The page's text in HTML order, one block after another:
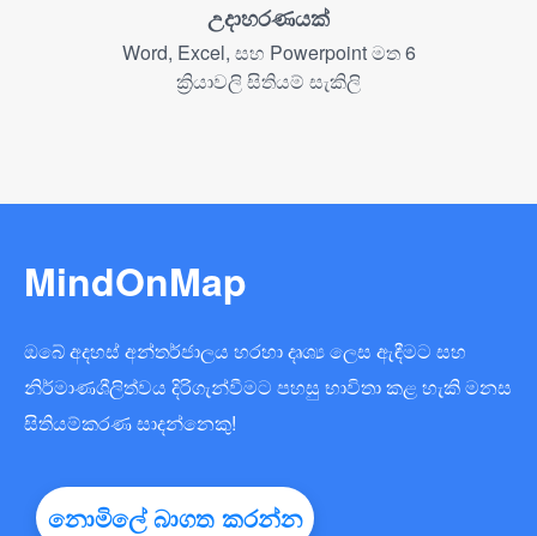
උදාහරණයක්
Word, Excel, සහ Powerpoint මත 6
ක්‍රියාවලි සිතියම් සැකිලි
MindOnMap
ඔබේ අදහස් අන්තර්ජාලය හරහා දෘශ්‍ය ලෙස ඇඳීමට සහ
නිර්මාණශීලිත්වය දිරිගැන්වීමට පහසු භාවිතා කළ හැකි මනස
සිතියම්කරණ සාදන්නෙකු!
නොමිලේ බාගත කරන්න